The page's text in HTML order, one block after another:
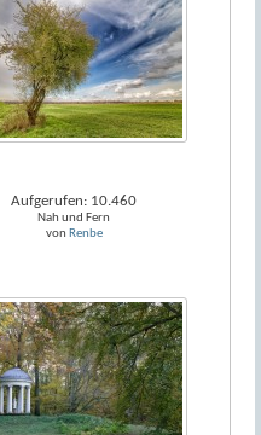
Aufgerufen: 10.460
Nah und Fern
von Renbe